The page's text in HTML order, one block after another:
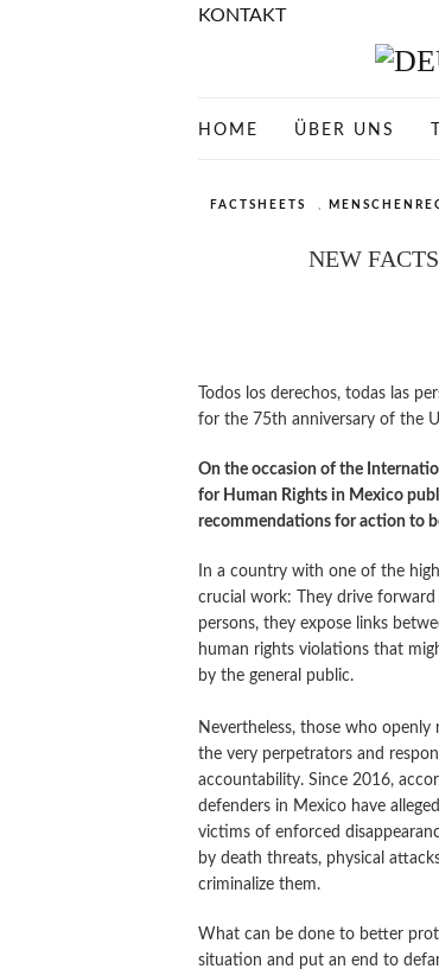
KONTAKT
HOME ÜBER UNS
FACTSHEETS ,
NEW
Todos los derechos, todas las
for the 75th anniversary of the
On the occasion of the
for Human Rights in Mexico
recommendations for action to
In a country with one of the
crucial work: They drive
persons, they expose links
human rights violations that
by the general public.
Nevertheless, those who
the very perpetrators and
accountability. Since 2016,
defenders in Mexico have
victims of enforced
by death threats, physical
criminalize them.
What can be done to better
situation and put an end to